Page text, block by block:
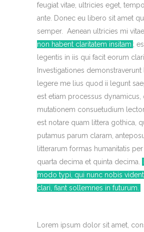
feugiat vitae, ultricies eget,
ante. Donec eu libero sit amet
semper. Aenean ultricies mi vitae
non habent claritatem insitam ;
legentis in iis qui facit eorum
Investigationes
legere me lius quod ii legunt
est etiam processus dynamicus,
mutationem consuetudium
est notare quam littera gothica,
putamus parum claram,
litterarum formas humanitatis
quarta decima et quinta decima.
modo typi, qui nunc nobis
clari, fiant sollemnes in futurum.
Lorem ipsum dolor sit amet,